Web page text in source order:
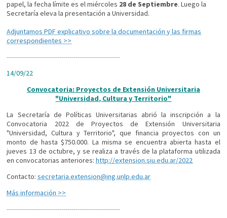
papel, la fecha límite es el miércoles 28 de Septiembre. Luego la
Secretaría eleva la presentación a Universidad.
Adjuntamos PDF explicativo sobre la documentación y las firmas
correspondientes >>
--------------------------------------------------------
14/09/22
Convocatoria: Proyectos de Extensión Universitaria
"Universidad, Cultura y Territorio"
La Secretaría de Políticas Universitarias abrió la inscripción a la
Convocatoria 2022 de Proyectos de Extensión Universitaria
"Universidad, Cultura y Territorio", que financia proyectos con un
monto de hasta $750.000. La misma se encuentra abierta hasta el
jueves 13 de octubre, y se realiza a través de la plataforma utilizada
en convocatorias anteriores:http://extension.siu.edu.ar/2022
Contacto:secretaria.extension@ing.unlp.edu.ar
Más información >>
--------------------------------------------------------